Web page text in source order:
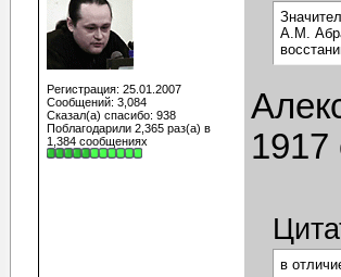
Регистрация: 25.01.2007
Сообщений: 3,084
Сказал(а) спасибо: 938
Поблагодарили 2,365 раз(а) в
1,384 сообщениях
А.М.
в